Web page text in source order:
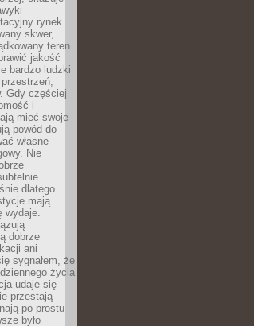
rynek.
skwer,
teren
jakość
bardzo ludzki
Gdy częściej
i
mieć swoje
powód do
własne
Nie
dlatego
mają
wydaje.
dobrze
ani
sygnałem, że
życia
udaje się
przestają
po prostu
było